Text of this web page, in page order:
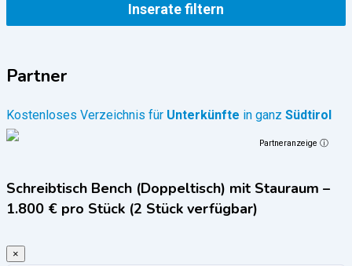
Inserate filtern
Partner
Kostenloses Verzeichnis für Unterkünfte in ganz Südtirol
Partneranzeige ⓘ
Schreibtisch Bench (Doppeltisch) mit Stauraum –
1.800 € pro Stück (2 Stück verfügbar)
×